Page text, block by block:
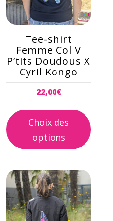
Tee-shirt
Femme Col V
P’tits Doudous X
Cyril Kongo
22,00€
Choix des
options
Les
options
peuvent
être
choisies
sur
la
du
produit
Ce
produit
a
plusieurs